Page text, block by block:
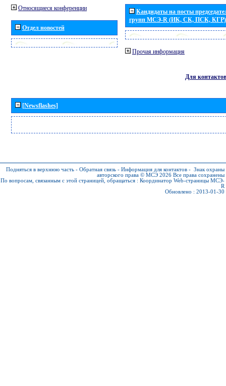
Относящиеся конференции
Отдел новостей
Кандидаты на посты
групп МСЭ-R (ИК, СК, ПСК, КГР)
Прочая информация
Для контактов
[Newsflashes]
Подняться в верхнюю часть - Обратная связь - Информация для контактов - Знак охраны
авторского права © МСЭ 2026 Все права сохранены
По вопросам, связанным с этой страницей, обращаться : Координатор Web-страницы МСЭ-
R
Обновлено : 2013-01-30